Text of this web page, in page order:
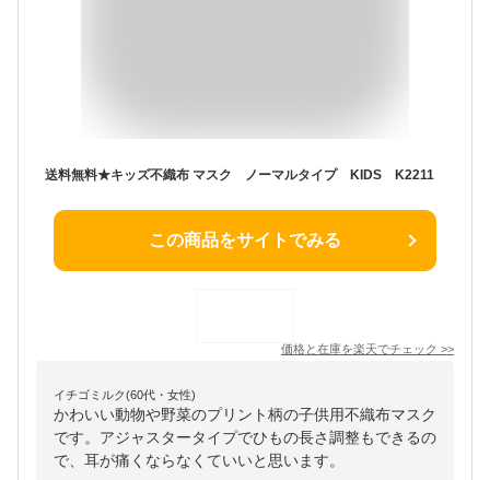
送料無料★キッズ不織布 マスク ノーマルタイプ KIDS K2211
この商品をサイトでみる
価格と在庫を楽天でチェック >>
イチゴミルク(60代・女性)
かわいい動物や野菜のプリント柄の子供用不織布マスク
です。アジャスタータイプでひもの長さ調整もできるの
で、耳が痛くならなくていいと思います。